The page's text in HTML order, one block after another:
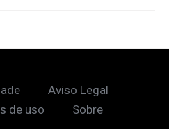
Aviso Legal
de uso Sobre